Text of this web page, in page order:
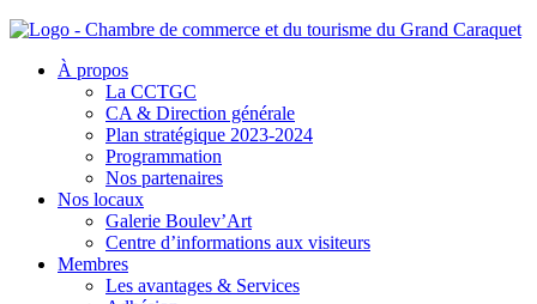
À propos
La CCTGC
CA & Direction générale
Plan stratégique 2023-2024
Programmation
Nos partenaires
Nos locaux
Galerie Boulev’Art
Centre d’informations aux visiteurs
Membres
Les avantages & Services